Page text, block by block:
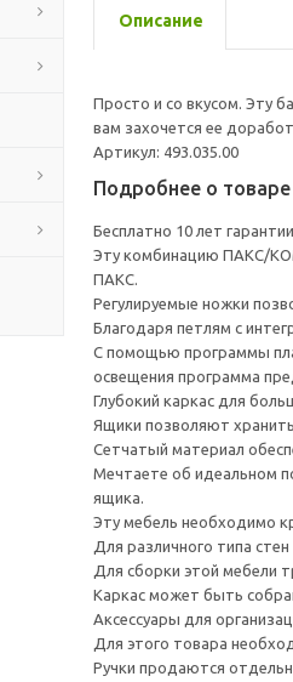
Описание
Просто и со вкусом. Эту
вам захочется ее
Артикул: 493.035.00
Подробнее о товаре
Бесплатно 10 лет
Эту комбинацию ПАКС/
ПАКС.
Регулируемые ножки
Благодаря петлям с
С помощью программы
освещения программа
Глубокий каркас для
Ящики позволяют
Сетчатый материал
Мечтаете об идеальном
ящика.
Эту мебель необходимо
Для различного типа
Для сборки этой мебели
Каркас может быть
Аксессуары для
Для этого товара
Ручки продаются